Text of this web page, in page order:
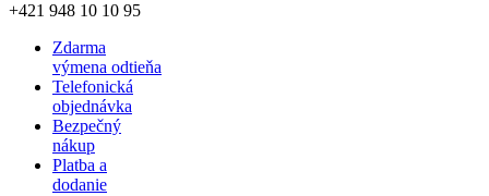
+421 948 10 10 95
Zdarma
výmena odtieňa
Telefonická
objednávka
Bezpečný
nákup
Platba a
dodanie